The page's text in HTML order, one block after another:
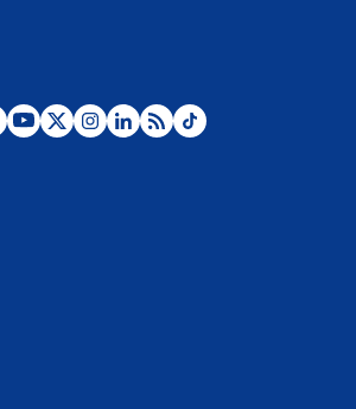
¿Por qué De la Espriella gobernará